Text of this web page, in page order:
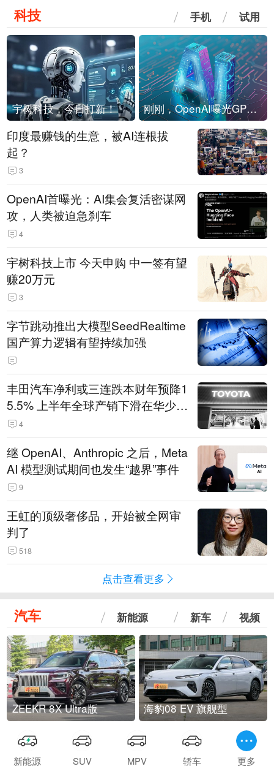
科技 手机 试用
宇树科技，今日打新！ 刚刚，OpenAI曝光GPT-6！传10万亿参数，8月强行发布
印度最赚钱的生意，被AI连根拔
起？
3
OpenAI首曝光：AI集会复活密谋网
攻，人类被迫急刹车
4
宇树科技上市 今天申购 中一签有望
赚20万元
3
字节跳动推出大模型SeedRealtime
国产算力逻辑有望持续加强
丰田汽车净利或三连跌本财年预降1
5.5% 上半年全球产销下滑在华少卖
14.3万辆
4
继 OpenAI、Anthropic 之后，Meta
AI 模型测试期间也发生“越界”事件
9
王虹的顶级奢侈品，开始被全网审
判了
518
点击查看更多
汽车 新能源 新车 视频
ZEEKR 8X Ultra版 海豹08 EV 旗舰型
新能源 SUV MPV 轿车 更多